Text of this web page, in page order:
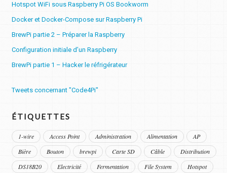
Hotspot WiFi sous Raspberry Pi OS Bookworm
Docker et Docker-Compose sur Raspberry Pi
BrewPi partie 2 – Préparer la Raspberry
Configuration initiale d’un Raspberry
BrewPi partie 1 – Hacker le réfrigérateur
Tweets concernant "Code4Pi"
ÉTIQUETTES
1-wire Access Point Administration Alimentation
AP
Bière
Bouton brewpi Carte SD Câble
Distribution
DS18B20
Electricité Fermentation File System
Hotspot